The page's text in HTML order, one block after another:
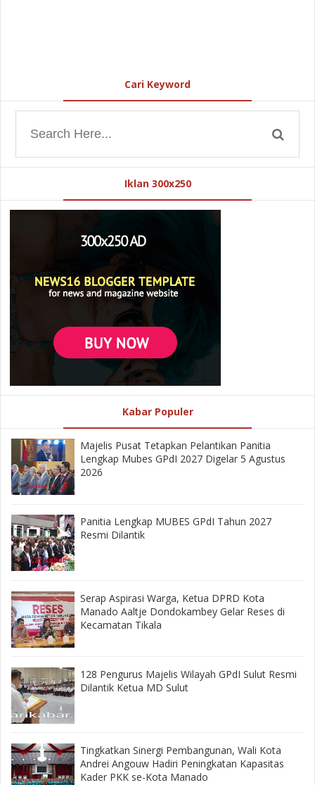
Cari Keyword
Iklan 300x250
Kabar Populer
Majelis Pusat Tetapkan Pelantikan Panitia
Lengkap Mubes GPdI 2027 Digelar 5 Agustus
2026
Panitia Lengkap MUBES GPdI Tahun 2027
Resmi Dilantik
‎Serap Aspirasi Warga, Ketua DPRD Kota
Manado Aaltje Dondokambey Gelar Reses di
Kecamatan Tikala ‎
128 Pengurus Majelis Wilayah GPdI Sulut Resmi
Dilantik Ketua MD Sulut
‎Tingkatkan Sinergi Pembangunan, Wali Kota
Andrei Angouw Hadiri Peningkatan Kapasitas
Kader PKK se-Kota Manado